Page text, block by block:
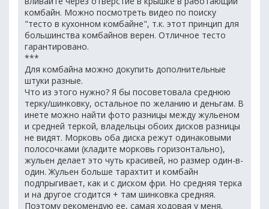
комбайн. Можно посмотреть видео по поиску
"тесто в кухонном комбайне", т.к. этот принцип для
большинства комбайнов верен. Отличное тесто
гарантировано.
***
Для комбайна можно докупить дополнительные
штуки разные.
Что из этого нужно? Я бы посоветовала среднюю
терку/шинковку, остальное по желанию и деньгам. В
инете можно найти фото разницы между жульеном
и средней теркой, владельцы обоих дисков разницы
не видят. Морковь оба диска режут одинаковыми
полосочками (кладите морковь горизонтально),
жульен делает это чуть красивей, но размер один-в-
один. Жульен больше тарахтит и комбайн
подпрыгивает, как и с диском фри. Но средняя терка
и на другое сгодится + там шинковка средняя.
Поэтому рекомендую ее, самая ходовая у меня.